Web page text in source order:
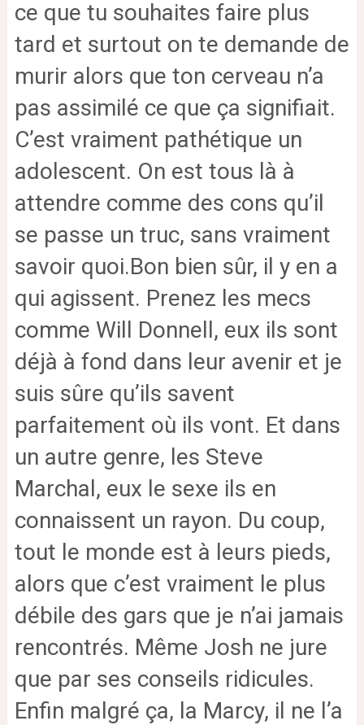
ce que tu souhaites faire plus
tard et surtout on te demande de
murir alors que ton cerveau n’a
pas assimilé ce que ça signifiait.
C’est vraiment pathétique un
adolescent. On est tous là à
attendre comme des cons qu’il
se passe un truc, sans vraiment
savoir quoi.Bon bien sûr, il y en a
qui agissent. Prenez les mecs
comme Will Donnell, eux ils sont
déjà à fond dans leur avenir et je
suis sûre qu’ils savent
parfaitement où ils vont. Et dans
un autre genre, les Steve
Marchal, eux le sexe ils en
connaissent un rayon. Du coup,
tout le monde est à leurs pieds,
alors que c’est vraiment le plus
débile des gars que je n’ai jamais
rencontrés. Même Josh ne jure
que par ses conseils ridicules.
Enfin malgré ça, la Marcy, il ne l’a